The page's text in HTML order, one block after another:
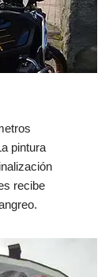
pintura
recibe